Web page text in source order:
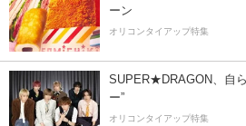
ーン
オリコンタイアップ特集
SUPER★DRAGON、自
ー”
オリコンタイアップ特集